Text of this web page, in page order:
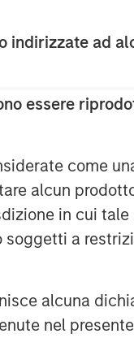
indirizzate ad
essere
come
alcun
in cui
a
alcuna
nel